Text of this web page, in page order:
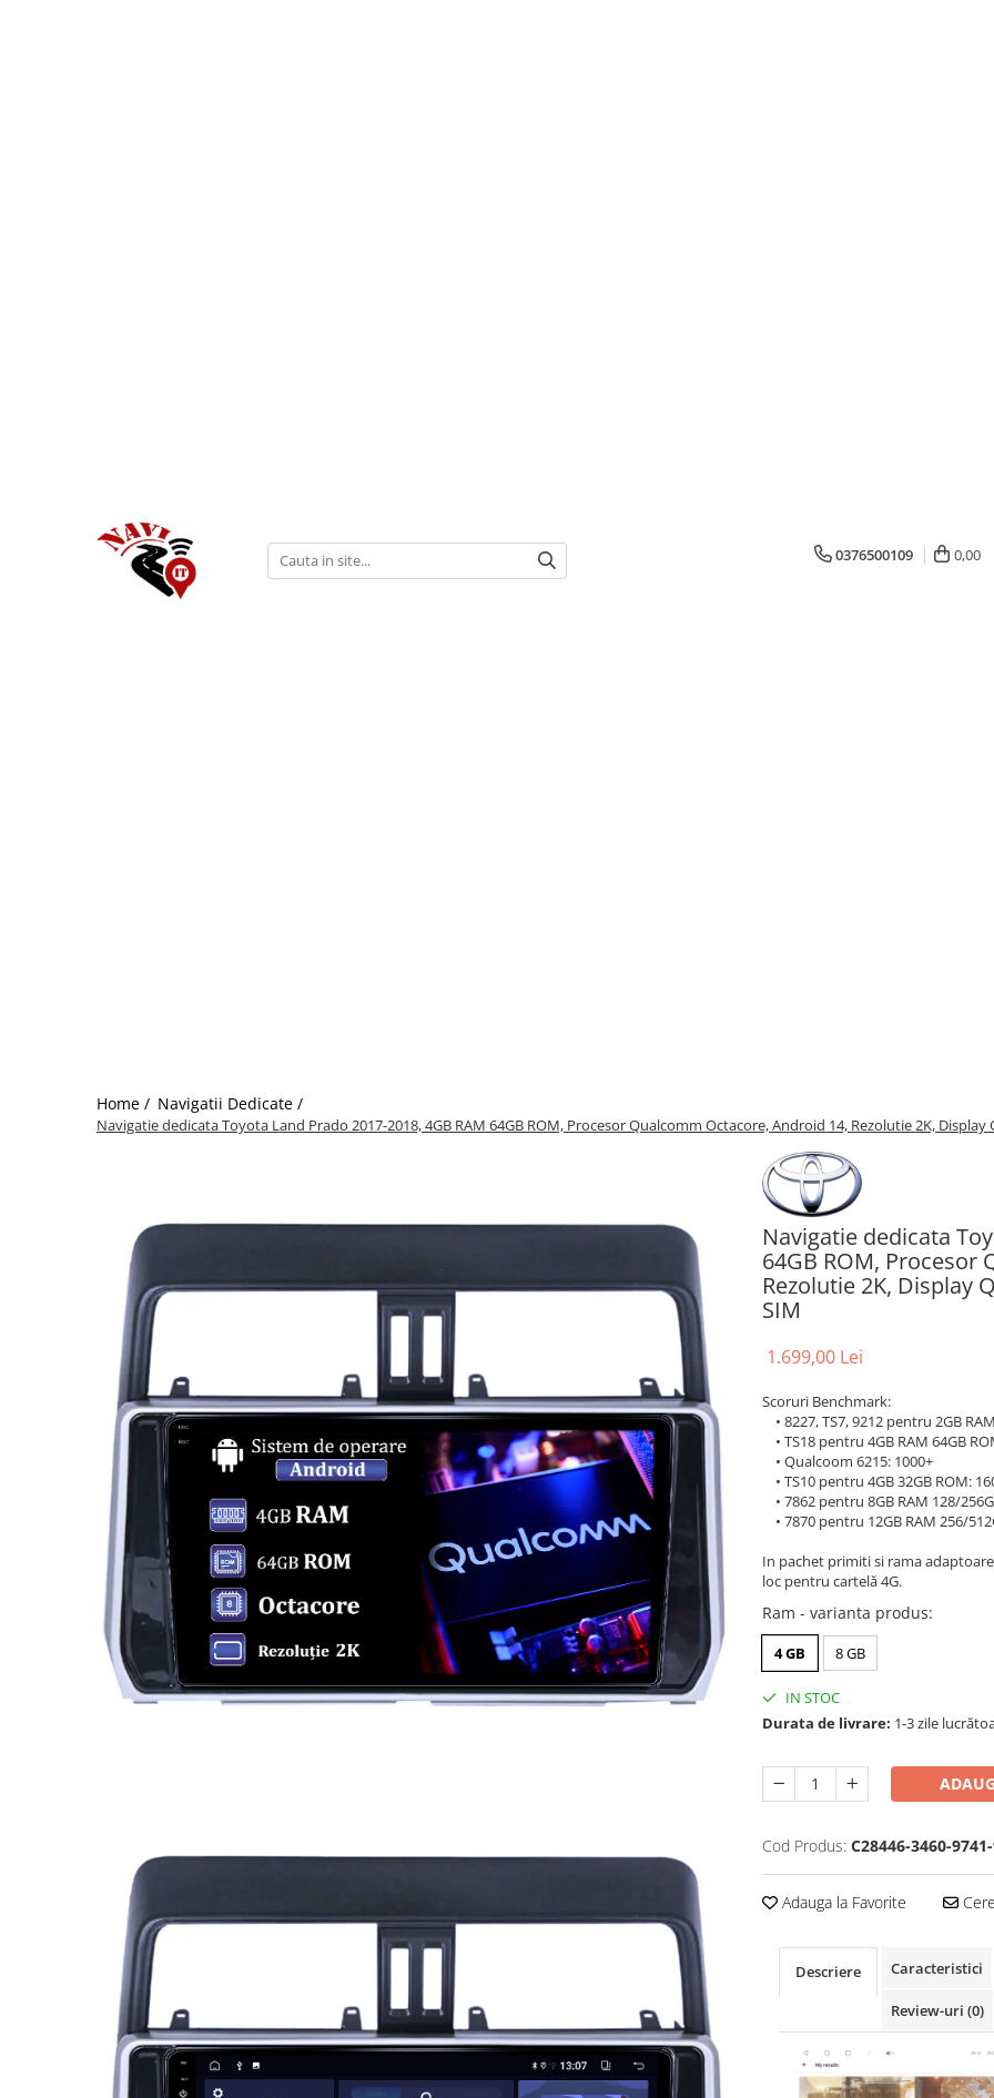
0376500109 0,00
Home / Navigatii Dedicate /
Navigatie dedicata Toyota Land Prado 2017-2018, 4GB RAM 64GB ROM, Procesor Qualcomm Octacore, Android 14, Rezolutie 2K, Display
Navigatie dedicata
64GB ROM,
Rezolutie 2K, Display
SIM
1.699,00 Lei
Scoruri Benchmark:
• 8227, TS7, 9212 pentru 2GB
• TS18 pentru 4GB RAM 64GB
• Qualcoom 6215: 1000+
• TS10 pentru 4GB 32GB ROM:
• 7862 pentru 8GB RAM 128/
• 7870 pentru 12GB RAM 256/
In pachet primiti si rama
loc pentru cartelă 4G.
Ram - varianta produs:
4 GB 8 GB
IN STOC
Durata de livrare: 1-3 zile
Cod Produs: C28446-3460-
Adauga la Favorite
Descriere Caracteristici
Review-uri (0)